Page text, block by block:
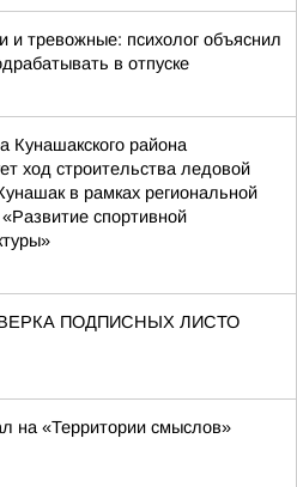
и тревожные: психолог объяснил
в отпуске
Кунашакского района
ход строительства ледовой
в рамках региональной
спортивной
ПОДПИСНЫХ ЛИСТО
на «Территории смыслов»